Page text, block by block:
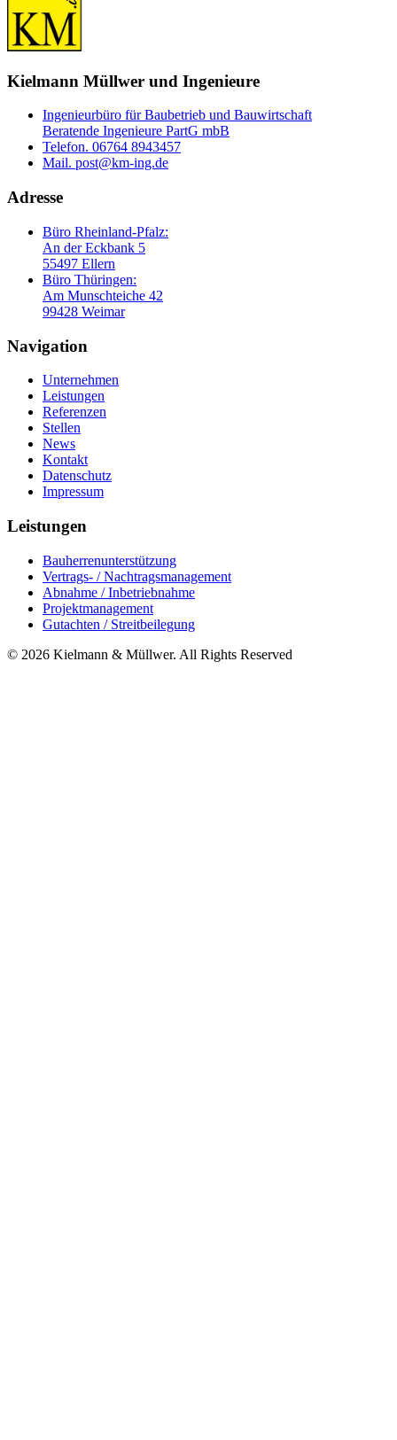
Kielmann Müllwer und Ingenieure
Ingenieurbüro für Baubetrieb und Bauwirtschaft
Beratende Ingenieure PartG mbB
Telefon. 06764 8943457
Mail. post@km-ing.de
Adresse
Büro Rheinland-Pfalz:
An der Eckbank 5
55497 Ellern
Büro Thüringen:
Am Munschteiche 42
99428 Weimar
Navigation
Unternehmen
Leistungen
Referenzen
Stellen
News
Kontakt
Datenschutz
Impressum
Leistungen
Bauherrenunterstützung
Vertrags- / Nachtragsmanagement
Abnahme / Inbetriebnahme
Projektmanagement
Gutachten / Streitbeilegung
© 2026 Kielmann & Müllwer. All Rights Reserved